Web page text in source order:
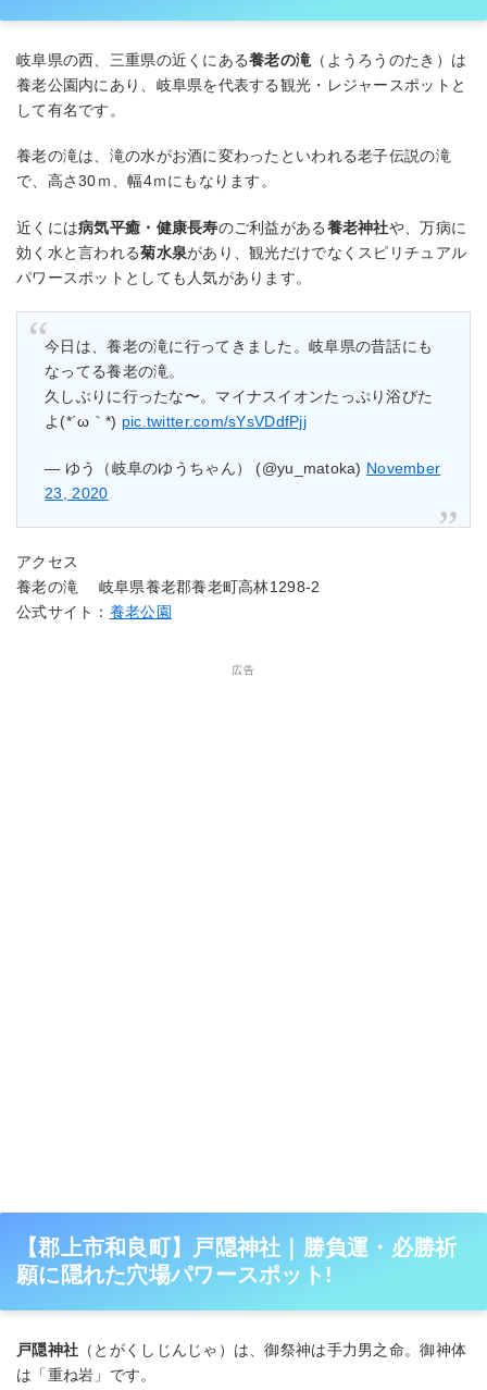
岐阜県の西、三重県の近くにある養老の滝 （ようろうのたき）は
養老公園内にあり、岐阜県を代表する観光・レジャースポットと
して有名です。
養老の滝は、滝の水がお酒に変わったといわれる老子伝説の滝
で、高さ30ｍ、幅4ｍにもなります。
近くには病気平癒・健康長寿のご利益がある養老神社や、万病に
効く水と言われる菊水泉があり、観光だけでなくスピリチュアル
パワースポットとしても人気があります。
今日は、養老の滝に行ってきました。岐阜県の昔話にも
なってる養老の滝。
久しぶりに行ったな〜。マイナスイオンたっぷり浴びた
よ(*´ω｀*) pic.twitter.com/sYsVDdfPjj
— ゆう（岐阜のゆうちゃん） (@yu_matoka) November
23, 2020
アクセス
養老の滝 岐阜県養老郡養老町高林1298-2
公式サイト： 養老公園
広告
【郡上市和良町】戸隠神社｜勝負運・必勝祈
願に隠れた穴場パワースポット!
戸隠神社 （とがくしじんじゃ）は、御祭神は手力男之命。御神体
は「重ね岩」です。